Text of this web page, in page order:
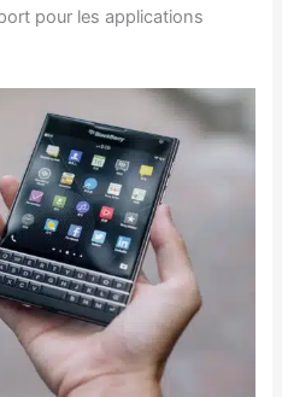
pour les applications